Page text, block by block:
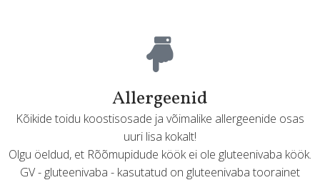
Allergeenid
Kõikide toidu koostisosade ja võimalike allergeenide osas
uuri lisa kokalt!
Olgu öeldud, et Rõõmupidude köök ei ole gluteenivaba köök.
GV - gluteenivaba - kasutatud on gluteenivaba toorainet